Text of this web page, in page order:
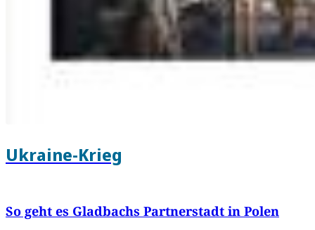
Ukraine-Krieg
So geht es Gladbachs Partnerstadt in Polen